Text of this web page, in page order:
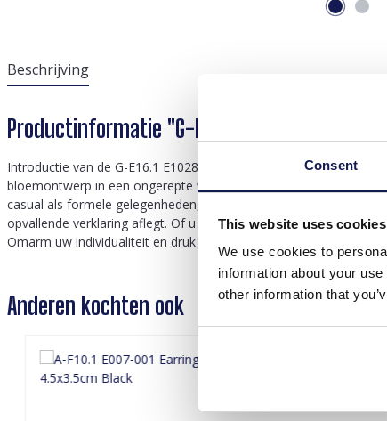
Consent
This website uses cookies
We use cookies to
information about your
other information that
Beschrijving
Productinformatie "G-E16.1 E1028-006-2
Introductie van de G-E16.1 E1028-006-2 Verklaring oorbellen,
bloemontwerp in een ongerepte witte tint, waardoor ze een
casual als formele gelegenheden, waardoor een vleugje
opvallende verklaring aflegt. Of u zich nu verkleedt voor een
Omarm uw individualiteit en druk uw unieke stijl uit met de G-
Anderen kochten ook